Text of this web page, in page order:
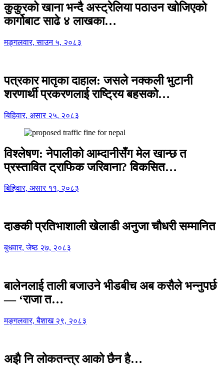
कुकुरको खाना भन्दै अस्ट्रेलिया पठाउन खोजिएको
कार्गोबाट साढे ४ लाखका…
मङ्गलवार, साउन ५, २०८३
पत्रकार मातृका दाहाल: जसले नक्कली भुटानी
शरणार्थी प्रकरणलाई राष्ट्रिय बहसको…
बिहिवार, असार २५, २०८३
विश्लेषण: नेपालीको आम्दानीसँग मेल खान्छ त
प्रस्तावित ट्राफिक जरिवाना? विकसित…
बिहिवार, असार ११, २०८३
दाङकी प्रतिभाशाली खेलाडी अनुजा चौधरी सम्मानित
बुधवार, जेष्ठ २७, २०८३
बालेनलाई ताली बजाउने भीडबीच अब कसैले भन्नुपर्छ
— ‘राजा त…
मङ्गलवार, बैशाख २९, २०८३
अझै नि लोकतन्त्र आको छैन है…